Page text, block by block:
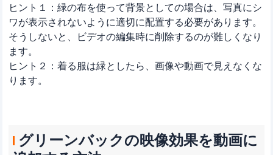
ヒント１：緑の布を使って背景としての場合は、写真にシ
ワが表示されないように適切に配置する必要があります。
そうしないと、ビデオの編集時に削除するのが難しくなり
ます。
ヒント２：着る服は緑としたら、画像や動画で見えなくな
ります。
グリーンバックの映像効果を動画に